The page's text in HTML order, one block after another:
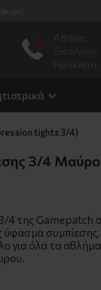
tights 3/4)
3/4
4 της Gamepatch
ύφασμα
για όλα τα